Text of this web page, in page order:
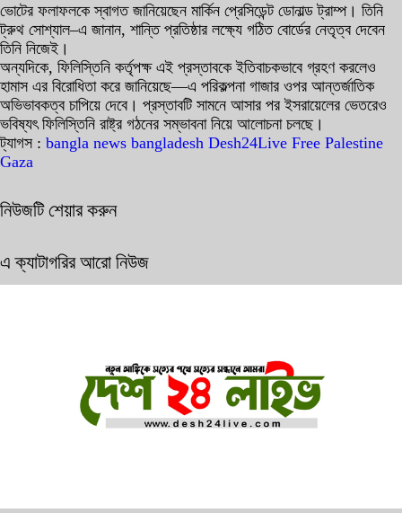
ভোটের ফলাফলকে স্বাগত জানিয়েছেন মার্কিন প্রেসিডেন্ট ডোনাল্ড ট্রাম্প। তিনি
ট্রুথ সোশ্যাল–এ জানান, শান্তি প্রতিষ্ঠার লক্ষ্যে গঠিত বোর্ডের নেতৃত্ব দেবেন
তিনি নিজেই।
অন্যদিকে, ফিলিস্তিনি কর্তৃপক্ষ এই প্রস্তাবকে ইতিবাচকভাবে গ্রহণ করলেও
হামাস এর বিরোধিতা করে জানিয়েছে—এ পরিকল্পনা গাজার ওপর আন্তর্জাতিক
অভিভাবকত্ব চাপিয়ে দেবে। প্রস্তাবটি সামনে আসার পর ইসরায়েলের ভেতরেও
ভবিষ্যৎ ফিলিস্তিনি রাষ্ট্র গঠনের সম্ভাবনা নিয়ে আলোচনা চলছে।
ট্যাগস : bangla news bangladesh Desh24Live Free Palestine
Gaza
নিউজটি শেয়ার করুন
এ ক্যাটাগরির আরো নিউজ